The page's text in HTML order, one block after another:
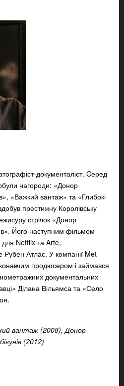
документаліст. Cеред
нагороди: «Донор
«Важкий вантаж» та «Глибокі
престижну Королівську
стрічок «Донор
». Його наступним фільмом
для Netflix та Arte,
Рубен Атлас. У компанії Met
продюсером і займався
документальних
» Ділана Вільямса та «Село
вантаж (2008), Донор
(2012)